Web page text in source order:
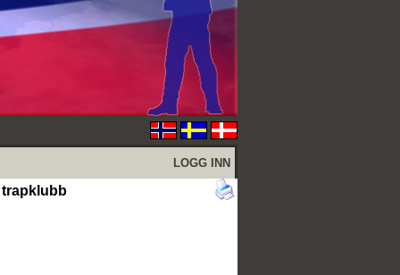
LOGG INN
trapklubb